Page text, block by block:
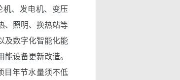
机、发电机、变压
、照明、换热站等
及数字化智能化能
设备更新改造。
目年节水量须不低